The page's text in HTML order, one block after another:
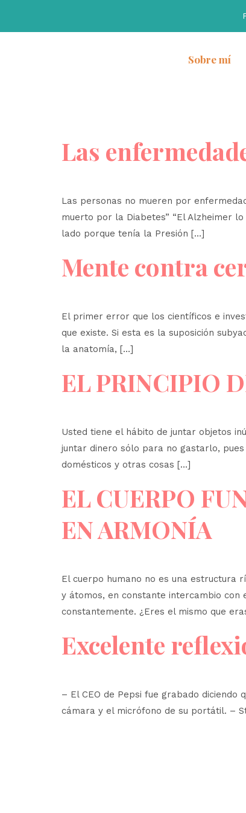
Sobre mí
Las
Las personas no mueren por
muerto por la Diabetes” “El Alzheimer
lado porque tenía la Presión […]
Mente contra
El primer error que los científicos e
que existe. Si esta es la suposición
la anatomía, […]
EL PRINCIPIO
Usted tiene el hábito de juntar objetos
juntar dinero sólo para no gastarlo,
domésticos y otras cosas […]
EL CUERPO
EN ARMONÍA
El cuerpo humano no es una estructura
y átomos, en constante intercambio con
constantemente. ¿Eres el mismo que
Excelente
– El CEO de Pepsi fue grabado
cámara y el micrófono de su portátil. –